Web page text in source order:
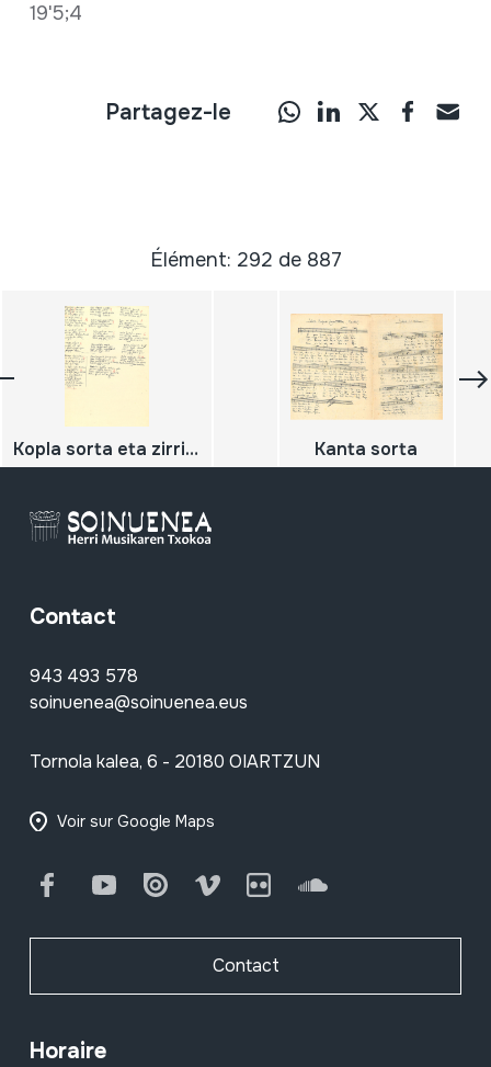
19'5;4
Partagez-le
Élément: 292 de 887
Kopla sorta eta zirriborroak Kanta sorta
Contact
943 493 578
soinuenea@soinuenea.eus
Tornola kalea, 6 - 20180 OIARTZUN
Voir sur Google Maps
FacebookYoutube Issuu Vimeo Flickr SoundCloud
Contact
Horaire